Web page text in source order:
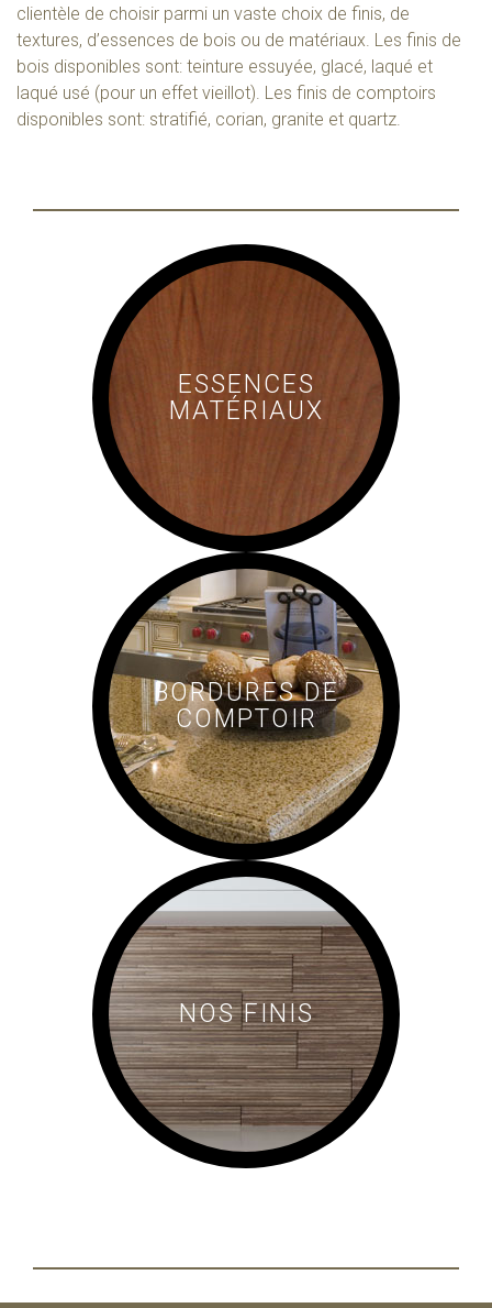
clientèle de choisir parmi un vaste choix de finis, de
textures, d’essences de bois ou de matériaux. Les finis de
bois disponibles sont: teinture essuyée, glacé, laqué et
laqué usé (pour un effet vieillot). Les finis de comptoirs
disponibles sont: stratifié, corian, granite et quartz.
ESSENCES
MATÉRIAUX
BORDURES DE
COMPTOIR
NOS FINIS